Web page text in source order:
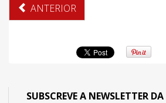
ANTERIOR
SUBSCREVE A NEWSLETTER